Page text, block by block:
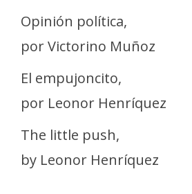
Opinión política,
por Victorino Muñoz
El empujoncito,
por Leonor Henríquez
The little push,
by Leonor Henríquez